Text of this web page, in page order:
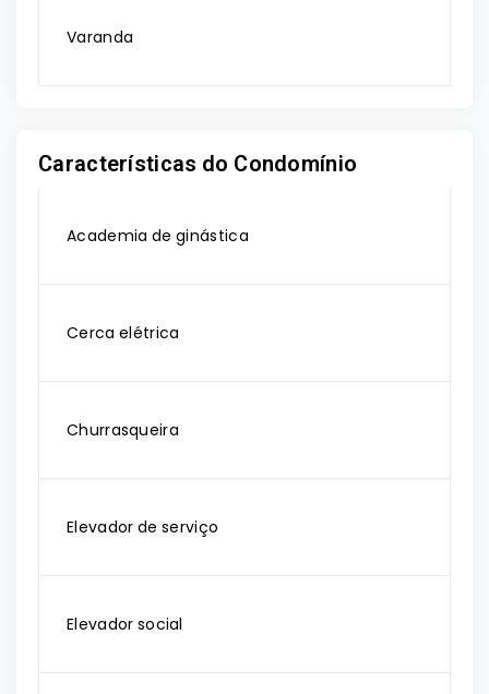
Varanda
Características do Condomínio
Academia de ginástica
Cerca elétrica
Churrasqueira
Elevador de serviço
Elevador social